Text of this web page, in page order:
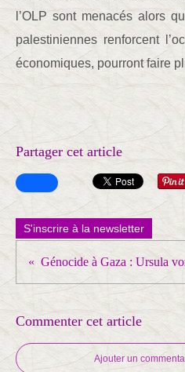
l’OLP sont menacés alors
palestiniennes renforcent
économiques, pourront faire
Partager cet article
S'inscrire à la newsletter
Commenter cet article
Ajouter un